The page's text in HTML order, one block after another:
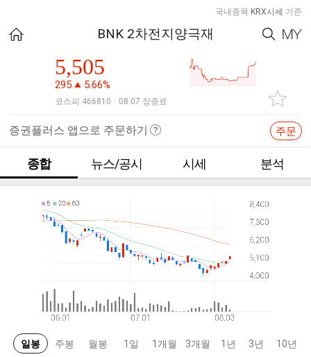
국내종목 KRX시세 기준
BNK 2차전지양극재
5,505
295 5.66%
코스피 466810 08.07 장종료
증권플러스 앱으로 주문하기 주문
종합 뉴스/공시 시세 분석
일봉 주봉 월봉 1일 1개월 3개월 1년 3년 10년